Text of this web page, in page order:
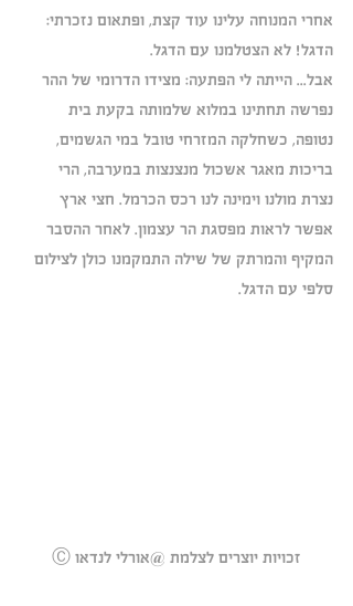
אחרי המנוחה עלינו עוד קצת, ופתאום נזכרתי:
הדגל! לא הצטלמנו עם הדגל.
אבל... הייתה לי הפתעה: מצידו הדרומי של ההר
נפרשה תחתינו במלוא שלמותה בקעת בית
נטופה, כשחלקה המזרחי טובל במי הגשמים,
בריכות מאגר אשכול מנצנצות במערבה, הרי
נצרת מולנו וימינה לנו רכס הכרמל. חצי ארץ
אפשר לראות מפסגת הר עצמון. לאחר ההסבר
המקיף והמרתק של שילה התמקמנו כולן לצילום
סלפי עם הדגל.
Ⓒ זכויות יוצרים לצלמת @אורלי לנדאו